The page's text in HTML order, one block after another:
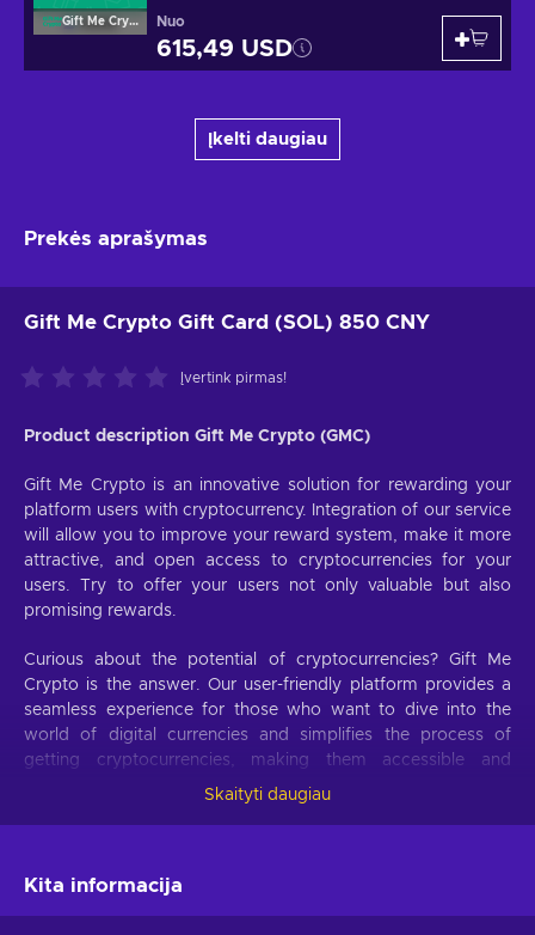
Gift Me Crypto Nuo
615,49 USD
Įkelti daugiau
Prekės aprašymas
Gift Me Crypto Gift Card (SOL) 850 CNY
Įvertink pirmas!
Product description Gift Me Crypto (GMC)
Gift Me Crypto is an innovative solution for rewarding your
platform users with cryptocurrency. Integration of our service
will allow you to improve your reward system, make it more
attractive, and open access to cryptocurrencies for your
users. Try to offer your users not only valuable but also
promising rewards.
Curious about the potential of cryptocurrencies? Gift Me
Crypto is the answer. Our user-friendly platform provides a
seamless experience for those who want to dive into the
world of digital currencies and simplifies the process of
getting cryptocurrencies, making them accessible and
users can easily receive popular cryptocurrencies such as
Skaityti daugiau
Kita informacija